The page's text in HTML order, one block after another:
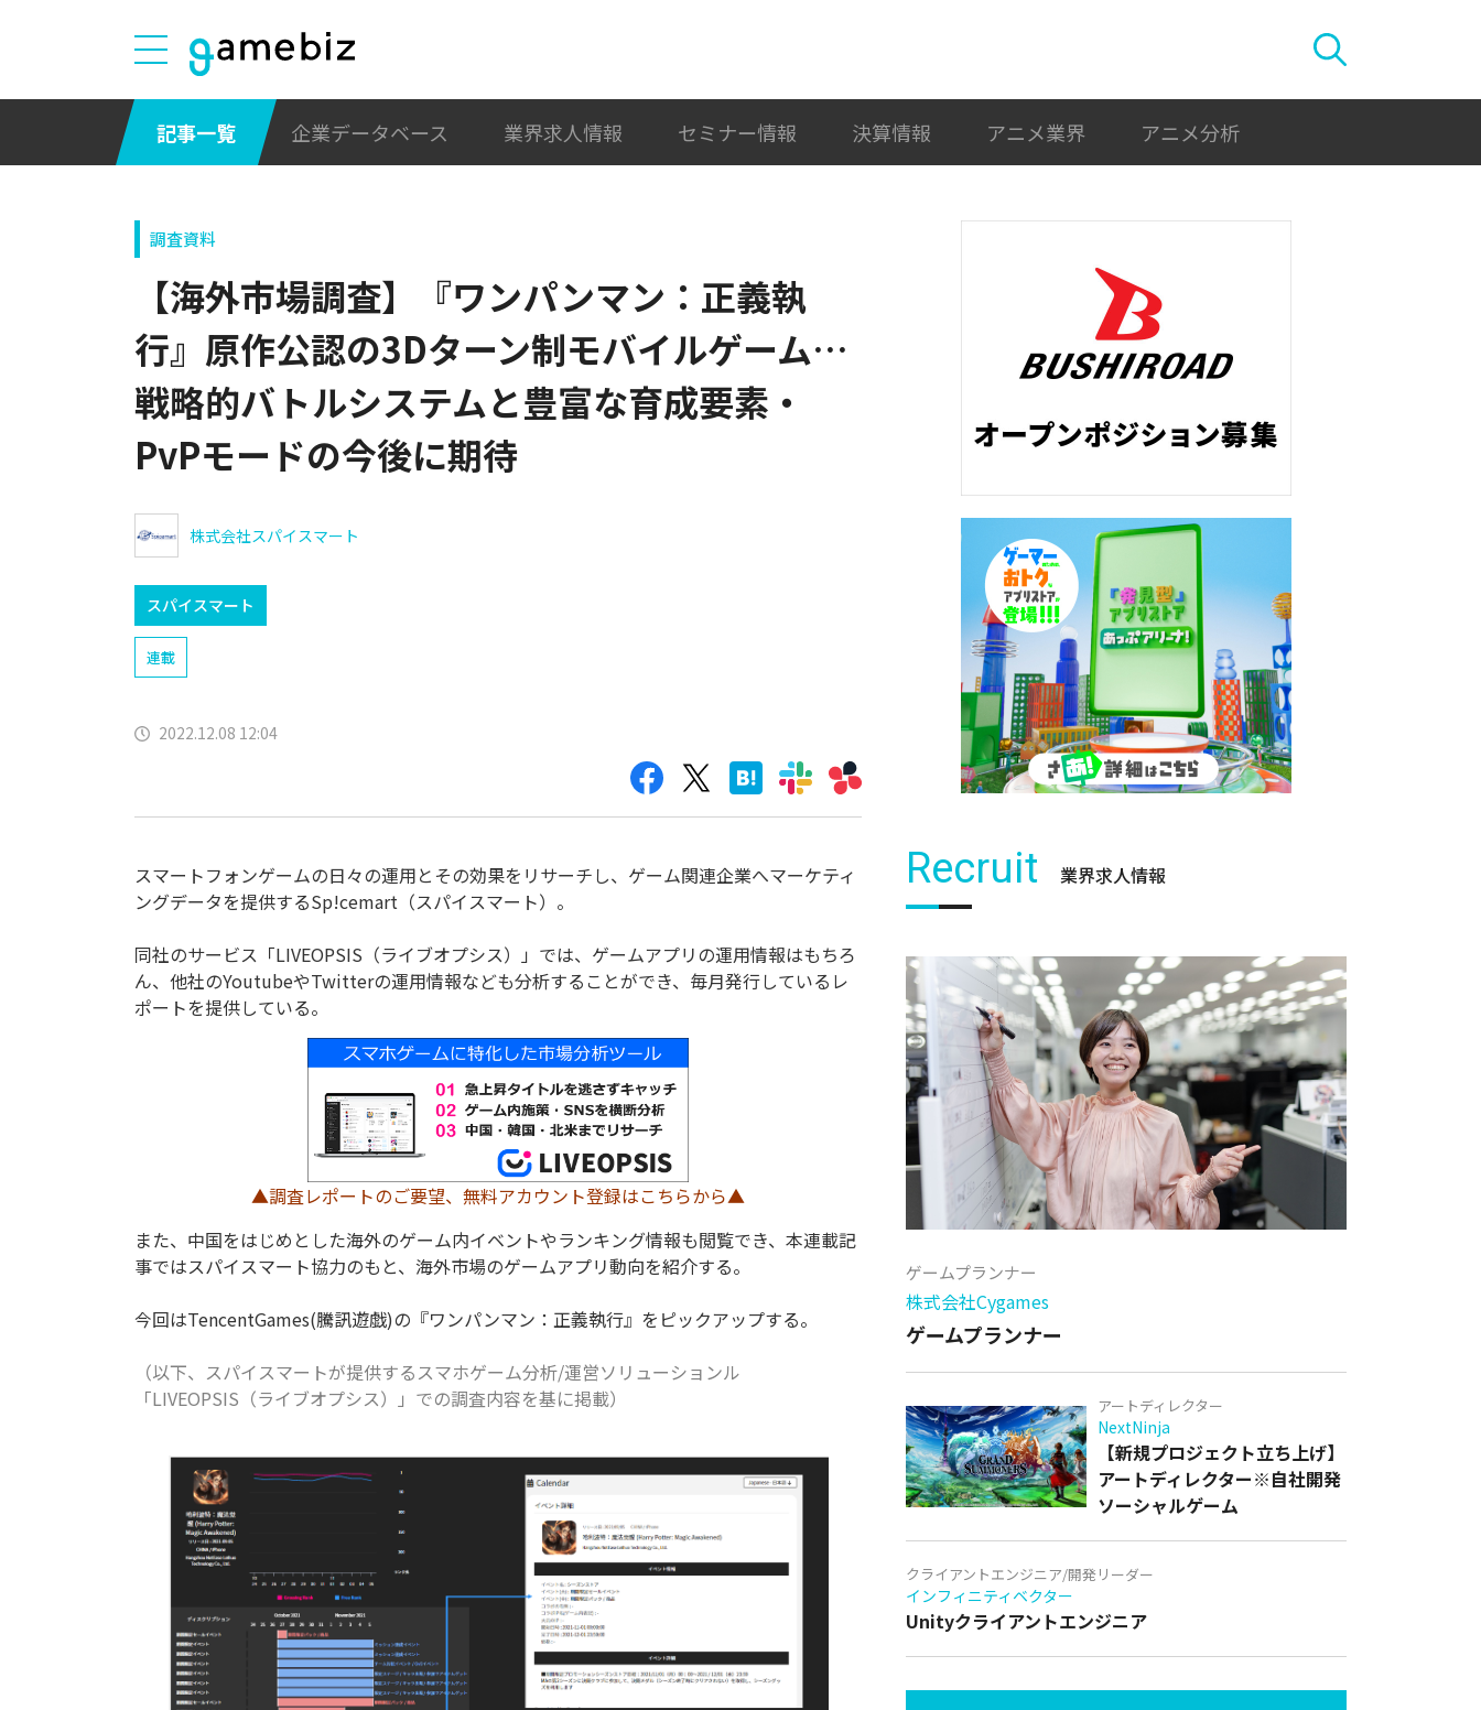
記事一覧 企業データベース 業界求人情報 セミナー情報 決算情報 アニメ業界 アニメ分析
調査資料
【海外市場調査】『ワンパンマン：正義執
行』原作公認の3Dターン制モバイルゲーム…
戦略的バトルシステムと豊富な育成要素・
PvPモードの今後に期待
株式会社スパイスマート
スパイスマート
連載
2022.12.08 12:04
スマートフォンゲームの日々の運用とその効果をリサーチし、ゲーム関連企業へマーケティ
ングデータを提供するSp!cemart（スパイスマート）。
同社のサービス「LIVEOPSIS（ライブオプシス）」では、ゲームアプリの運用情報はもちろ
ん、他社のYoutubeやTwitterの運用情報なども分析することができ、毎月発行しているレ
ポートを提供している。
▲調査レポートのご要望、無料アカウント登録はこちらから▲
また、中国をはじめとした海外のゲーム内イベントやランキング情報も閲覧でき、本連載記
事ではスパイスマート協力のもと、海外市場のゲームアプリ動向を紹介する。
今回はTencentGames(騰訊遊戯)の『ワンパンマン：正義執行』をピックアップする。
（以下、スパイスマートが提供するスマホゲーム分析/運営ソリューションル
「LIVEOPSIS（ライブオプシス）」での調査内容を基に掲載）
Recruit 業界求人情報
ゲームプランナー
株式会社Cygames
ゲームプランナー
アートディレクター
NextNinja
【新規プロジェクト立ち上げ】
アートディレクター※自社開発
ソーシャルゲーム
クライアントエンジニア/開発リーダー
インフィニティベクター
Unityクライアントエンジニア